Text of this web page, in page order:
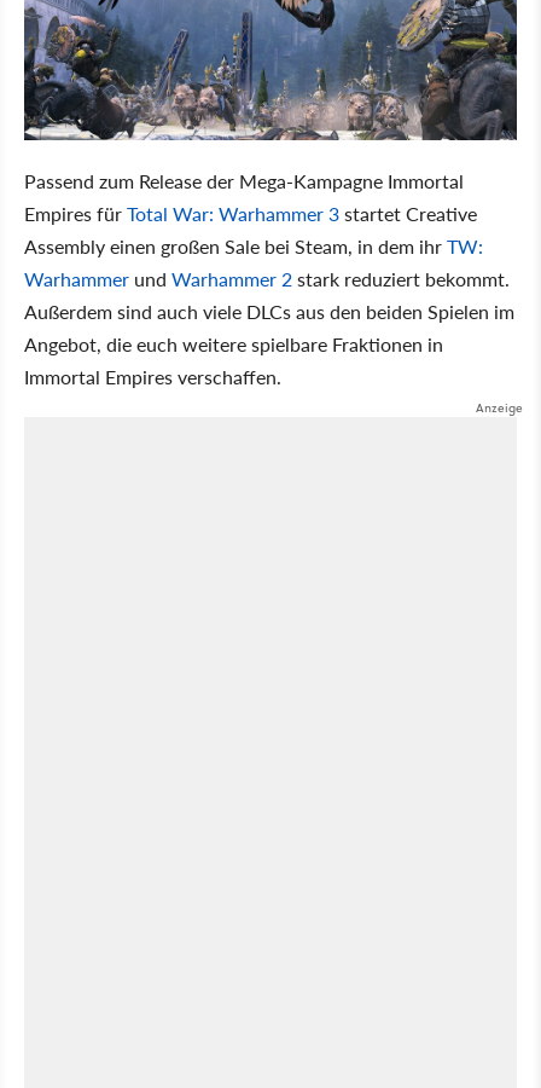
Passend zum Release der Mega-Kampagne Immortal
Empires fürTotal War: Warhammer 3startet Creative
Assembly einen großen Sale bei Steam, in dem ihrTW:
Warhammer und Warhammer 2stark reduziert bekommt.
Außerdem sind auch viele DLCs aus den beiden Spielen im
Angebot, die euch weitere spielbare Fraktionen in
Immortal Empires verschaffen.